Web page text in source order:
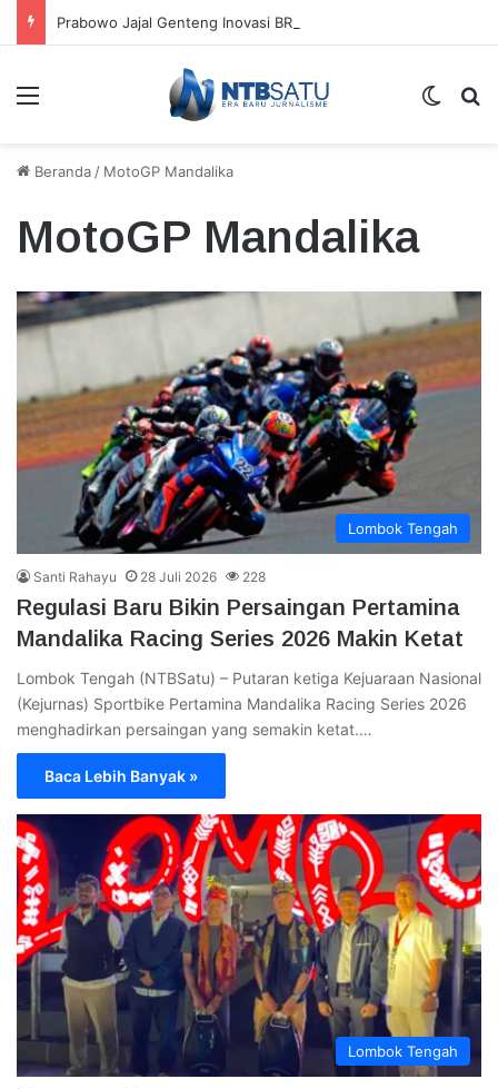
Menu
Beranda / MotoGP Mandalika
MotoGP Mandalika
Lombok Tengah
Santi Rahayu 28 Juli 2026 228
Regulasi Baru Bikin Persaingan Pertamina
Mandalika Racing Series 2026 Makin Ketat
Lombok Tengah (NTBSatu) – Putaran ketiga Kejuaraan Nasional
(Kejurnas) Sportbike Pertamina Mandalika Racing Series 2026
menghadirkan persaingan yang semakin ketat.…
Baca Lebih Banyak »
Lombok Tengah